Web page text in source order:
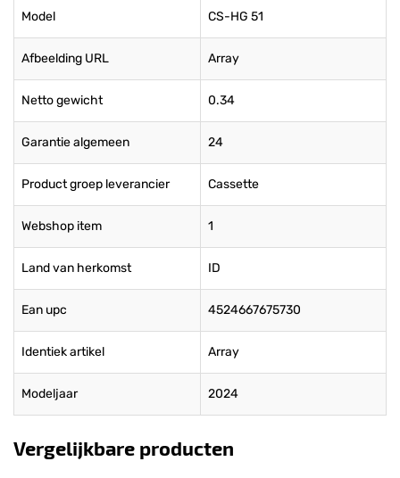
Model CS-HG 51
Afbeelding URL Array
Netto gewicht 0.34
Garantie algemeen 24
Product groep leverancier Cassette
Webshop item 1
Land van herkomst ID
Ean upc 4524667675730
Identiek artikel Array
Modeljaar 2024
Vergelijkbare producten